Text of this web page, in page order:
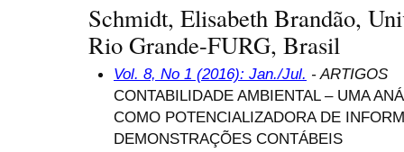
Schmidt, Elisabeth Brandão,
Rio Grande-FURG, Brasil
Vol. 8, No 1 (2016): Jan./Jul. - ARTIGOS
CONTABILIDADE AMBIENTAL – UMA
COMO POTENCIALIZADORA DE
DEMONSTRAÇÕES CONTÁBEIS